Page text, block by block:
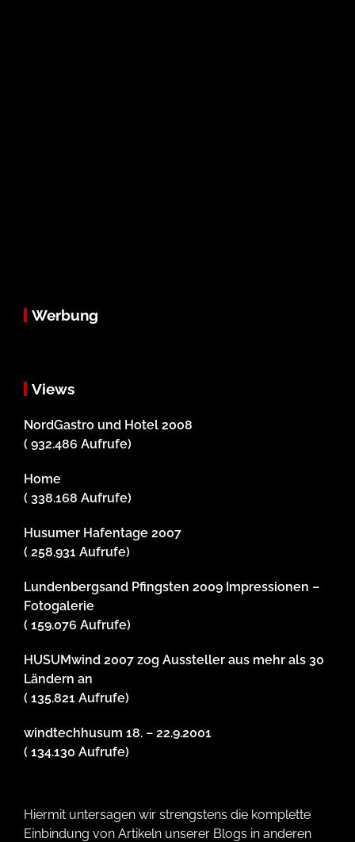
Werbung
Views
NordGastro und Hotel 2008
( 932.486 Aufrufe)
Home
( 338.168 Aufrufe)
Husumer Hafentage 2007
( 258.931 Aufrufe)
Lundenbergsand Pfingsten 2009 Impressionen –
Fotogalerie
( 159.076 Aufrufe)
HUSUMwind 2007 zog Aussteller aus mehr als 30
Ländern an
( 135.821 Aufrufe)
windtechhusum 18. – 22.9.2001
( 134.130 Aufrufe)
Hiermit untersagen wir strengstens die komplette
Einbindung von Artikeln unserer Blogs in anderen